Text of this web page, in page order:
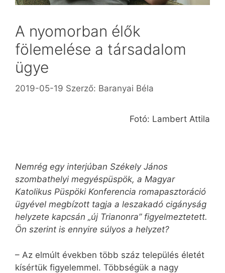
A nyomorban élők
fölemelése a társadalom
ügye
2019-05-19 Szerző: Baranyai Béla
Fotó: Lambert Attila
Nemrég egy interjúban Székely János
szombathelyi megyéspüspök, a Magyar
Katolikus Püspöki Konferencia romapasztoráció
ügyével megbízott tagja a leszakadó cigányság
helyzete kapcsán „új Trianonra” figyelmeztetett.
Ön szerint is ennyire súlyos a helyzet?
– Az elmúlt években több száz település életét
kísértük figyelemmel. Többségük a nagy